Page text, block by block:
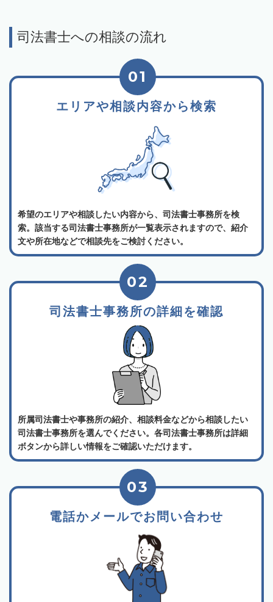
司法書士への相談の流れ
エリアや相談内容から検索
01
希望のエリアや相談したい内容から、司法書士事務所を検
索。該当する司法書士事務所が一覧表示されますので、紹介
文や所在地などで相談先をご検討ください。
司法書士事務所の詳細を確認
02
所属司法書士や事務所の紹介、相談料金などから相談したい
司法書士事務所を選んでください。各司法書士事務所は詳細
ボタンから詳しい情報をご確認いただけます。
電話かメールでお問い合わせ
03